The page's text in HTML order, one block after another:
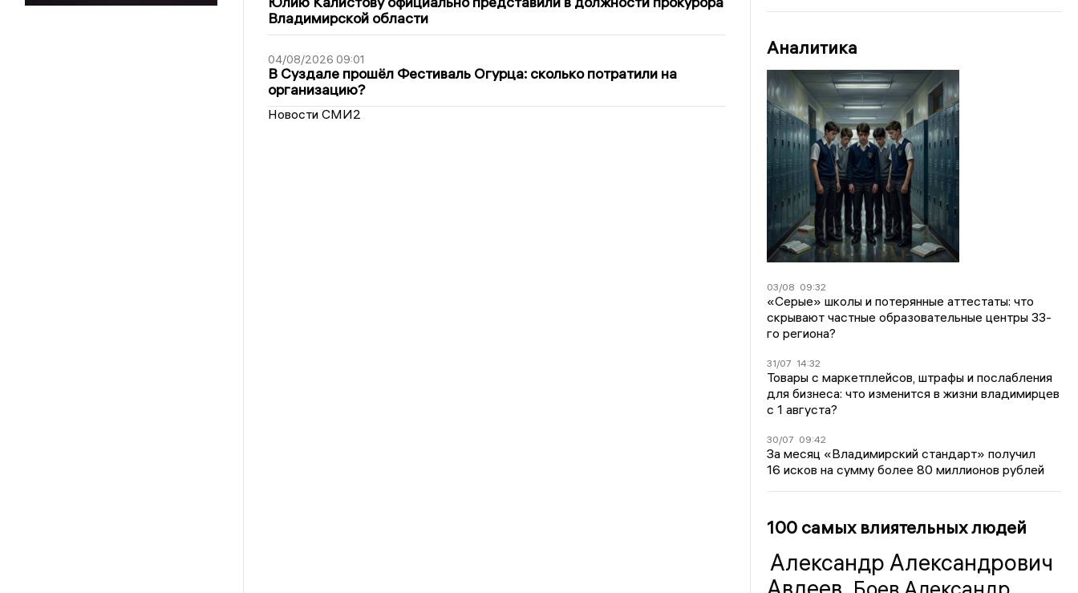
Владимирской области
04/08/2026 09:01
В Суздале прошёл Фестиваль Огурца: сколько потратили на
организацию?
Новости СМИ2
Аналитика
03/08 09:32
«Серые» школы и потерянные аттестаты: что
скрывают частные образовательные центры 33-
го региона?
31/07 14:32
Товары с маркетплейсов, штрафы и послабления
для бизнеса: что изменится в жизни владимирцев
с 1 августа?
30/07 09:42
За месяц «Владимирский стандарт» получил
16 исков на сумму более 80 миллионов рублей
100 самых влиятельных людей
Александр Александрович